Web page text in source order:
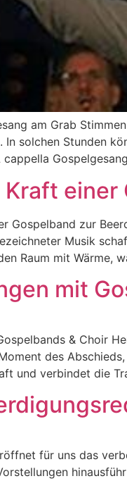
am Grab
In solchen Stunden
cappella
Kraft einer
Gospelband zur
Musik
Raum mit Wärme,
mit
& Choir
des
und verbindet die
für uns das